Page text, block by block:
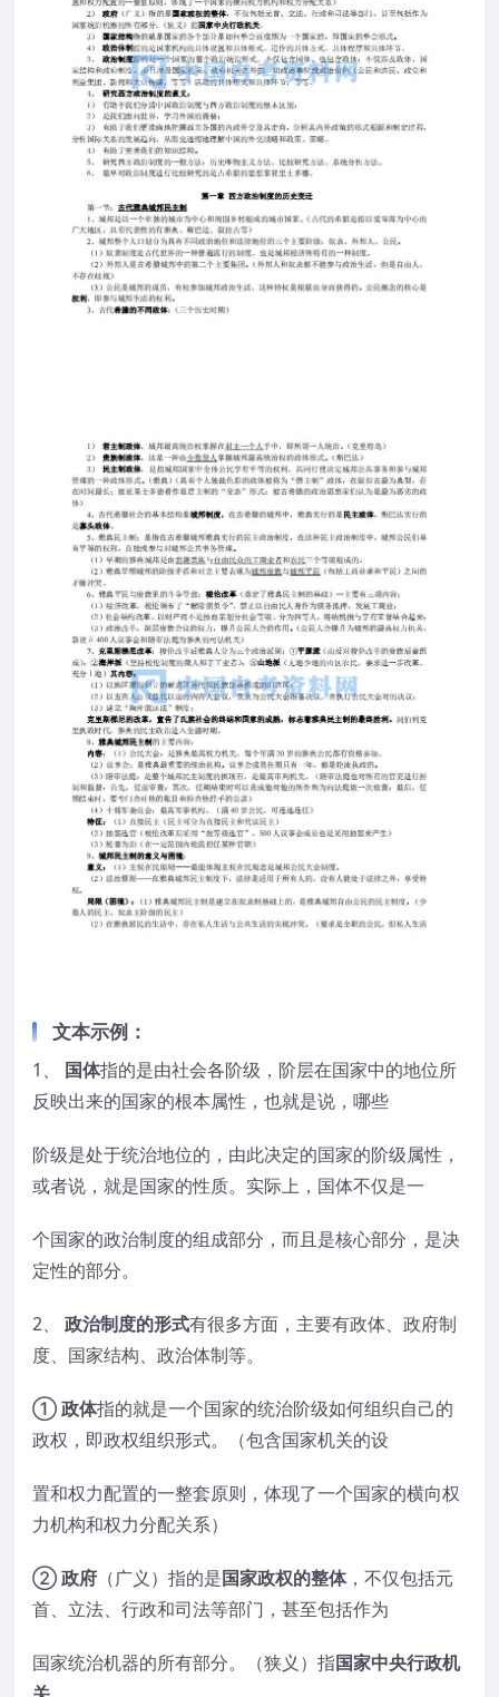
文本示例：
1、 国体指的是由社会各阶级，阶层在国家中的地位所
反映出来的国家的根本属性，也就是说，哪些
阶级是处于统治地位的，由此决定的国家的阶级属性，
或者说，就是国家的性质。实际上，国体不仅是一
个国家的政治制度的组成部分，而且是核心部分，是决
定性的部分。
2、 政治制度的形式有很多方面，主要有政体、政府制
度、国家结构、政治体制等。
①政体指的就是一个国家的统治阶级如何组织自己的
政权，即政权组织形式。（包含国家机关的设
置和权力配置的一整套原则，体现了一个国家的横向权
力机构和权力分配关系）
②政府 （广义）指的是国家政权的整体，不仅包括元
首、立法、行政和司法等部门，甚至包括作为
国家统治机器的所有部分。（狭义）指国家中央行政机